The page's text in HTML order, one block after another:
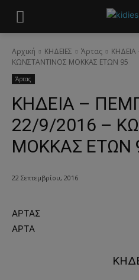
Αρχική ΚΗΔΕΙΕΣ Άρτας
ΚΩΝΣΤΑΝΤΙΝΟΣ ΜΟΚΚΑΣ ΕΤΩΝ 95
Άρτας
ΚΗΔΕΙΑ –
22/9/2016 –
ΜΟΚΚΑΣ ΕΤΩΝ
22 Σεπτεμβρίου, 2016
ΑΡΤΑΣ
ΑΡΤΑ